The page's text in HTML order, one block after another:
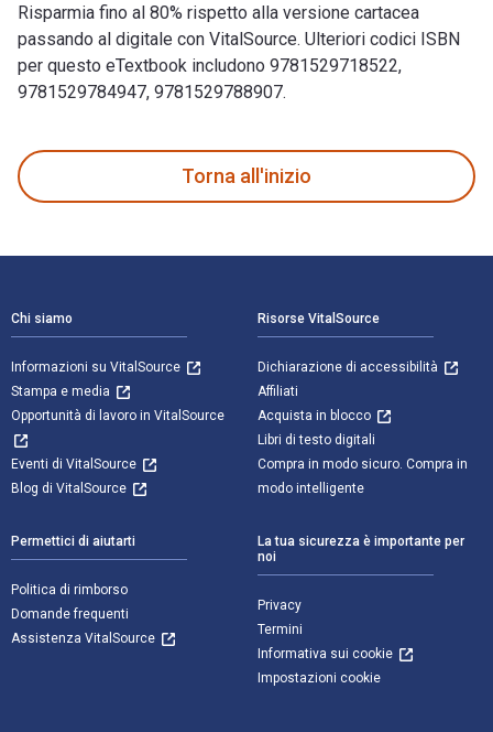
Risparmia fino al 80% rispetto alla versione cartacea
passando al digitale con VitalSource. Ulteriori codici ISBN
per questo eTextbook includono 9781529718522,
9781529784947, 9781529788907.
Torna all'inizio
Chi siamo
Informazioni su VitalSource
Stampa e media
Opportunità di lavoro in VitalSource
Eventi di VitalSource
Blog di VitalSource
Risorse VitalSource
Dichiarazione di accessibilità
Affiliati
Acquista in blocco
Libri di testo digitali
Compra in modo sicuro. Compra in
modo intelligente
Permettici di aiutarti
Politica di rimborso
Domande frequenti
Assistenza VitalSource
La tua sicurezza è importante per
noi
Privacy
Termini
Informativa sui cookie
Impostazioni cookie